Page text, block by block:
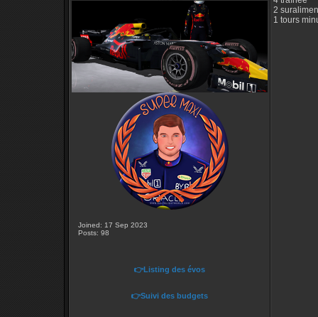
Joined: 17 Sep 2023
Posts: 98
👉Listing des évos
👉Suivi des budgets
2
1 tours